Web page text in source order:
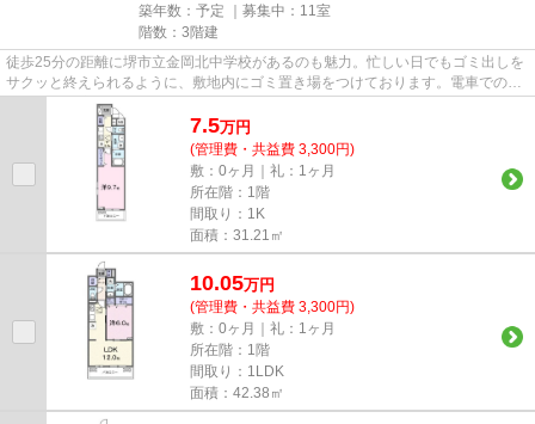
築年数：予定 ｜募集中： 11室
階数：3階建
徒歩25分の距離に堺市立金岡北中学校があるのも魅力。忙しい日でもゴミ出しを
サクッと終えられるように、敷地内にゴミ置き場をつけております。電車でのア
クセスを快適なものにする、2...
7.5万円
(管理費・共益費 3,300円)
敷：0ヶ月｜礼：1ヶ月
所在階：1階
間取り：1K
面積：31.21㎡
10.05万円
(管理費・共益費 3,300円)
敷：0ヶ月｜礼：1ヶ月
所在階：1階
間取り：1LDK
面積：42.38㎡